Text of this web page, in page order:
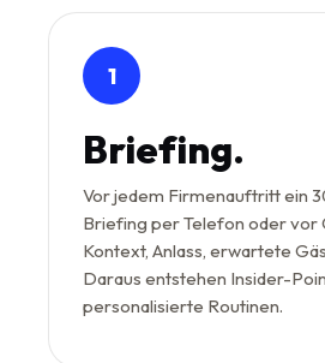
1
Briefing.
Vor jedem Firmenauftritt ein
Briefing per Telefon oder
Kontext, Anlass, erwartete
Daraus entstehen Insider-
personalisierte Routinen.